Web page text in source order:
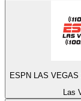
ESPN LAS
Las